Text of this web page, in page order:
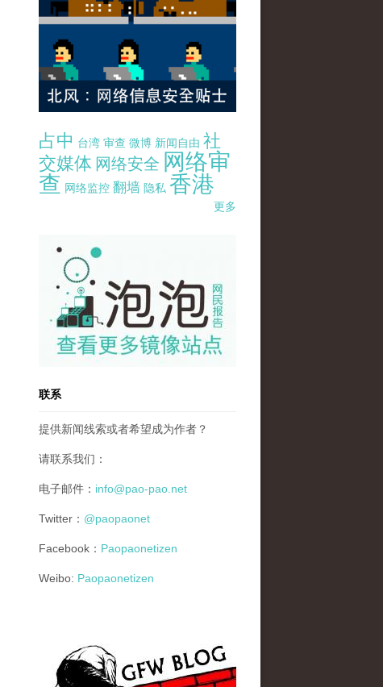
占中 台湾 审查 微博 新闻自由 社
交媒体 网络安全 网络审
查 网络监控 翻墙 隐私 香港
更多
pao-pao-banner-mirror-site-120814.jpg
联系
提供新闻线索或者希望成为作者？
请联系我们：
电子邮件： info@pao-pao.net
Twitter： @paopaonet
Facebook： Paopaonetizen
Weibo: Paopaonetizen
gfw_blog_small.jpg